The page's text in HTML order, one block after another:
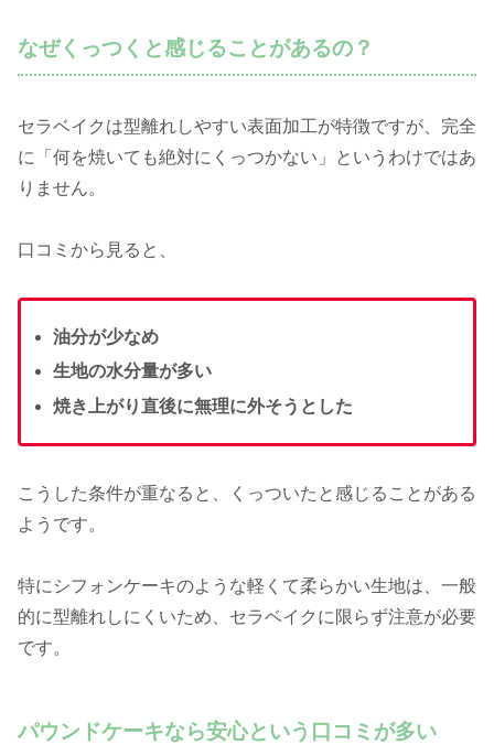
なぜくっつくと感じることがあるの？
セラベイクは型離れしやすい表面加工が特徴ですが、完全
に「何を焼いても絶対にくっつかない」というわけではあ
りません。
口コミから見ると、
油分が少なめ
生地の水分量が多い
焼き上がり直後に無理に外そうとした
こうした条件が重なると、くっついたと感じることがある
ようです。
特にシフォンケーキのような軽くて柔らかい生地は、一般
的に型離れしにくいため、セラベイクに限らず注意が必要
です。
パウンドケーキなら安心という口コミが多い